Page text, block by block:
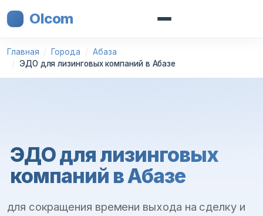
Olcom
Главная Города
Абаза
ЭДО для лизинговых компаний в Абазе
ЭДО для лизинговых
компаний в Абазе
для сокращения времени выхода на сделку и